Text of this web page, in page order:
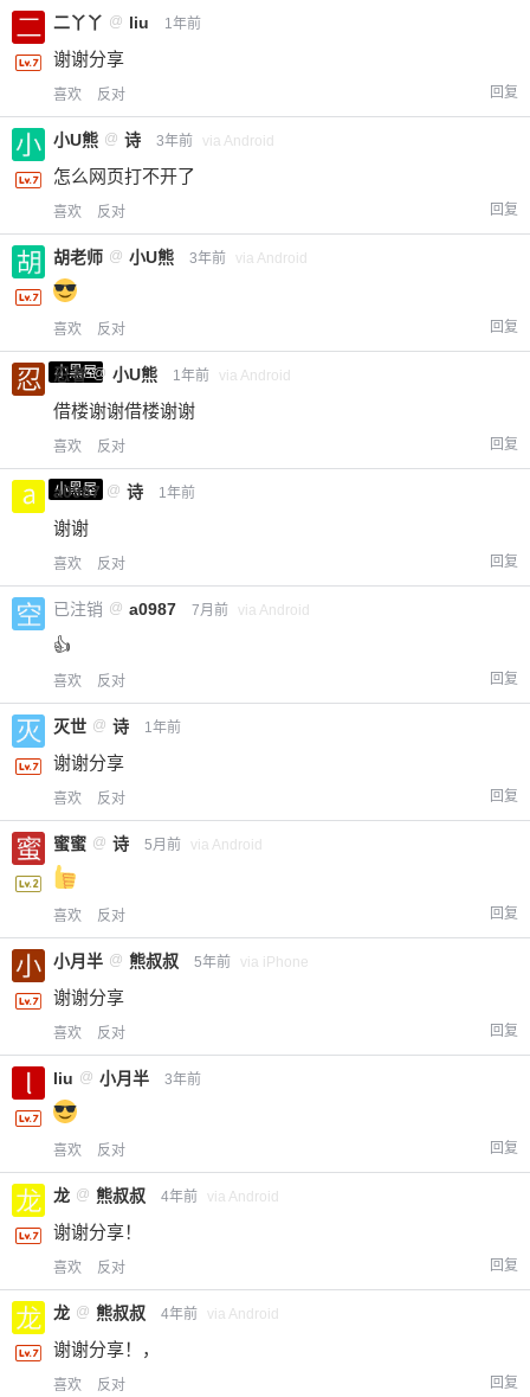
二丫丫 @ liu 1年前
谢谢分享
喜欢 反对 回复
小U熊 @ 诗 3年前 via Android
怎么网页打不开了
喜欢 反对 回复
胡老师 @ 小U熊 3年前 via Android
喜欢 反对 回复
小黑屋
忍者 @ 小U熊 1年前 via Android
借楼谢谢借楼谢谢
喜欢 反对 回复
小黑屋
a0987 @ 诗 1年前
谢谢
喜欢 反对 回复
已注销 @ a0987 7月前 via Android
👍
喜欢 反对 回复
灭世 @ 诗 1年前
谢谢分享
喜欢 反对 回复
蜜蜜 @ 诗 5月前 via Android
喜欢 反对 回复
小月半 @ 熊叔叔 5年前 via iPhone
谢谢分享
喜欢 反对 回复
liu @ 小月半 3年前
喜欢 反对 回复
龙 @ 熊叔叔 4年前 via Android
谢谢分享！
喜欢 反对 回复
龙 @ 熊叔叔 4年前 via Android
谢谢分享！，
喜欢 反对 回复